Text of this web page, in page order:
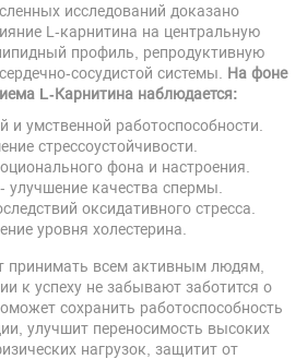
исследований доказано
L-карнитина на центральную
профиль, репродуктивную
сосудистой системы. На фоне
L-Карнитина наблюдается:
и умственной работоспособности.
стрессоустойчивости.
фона и настроения.
качества спермы.
оксидативного стресса.
уровня холестерина.
принимать всем активным людям,
к успеху не забывают заботится о
сохранить работоспособность
улучшит переносимость высоких
нагрузок, защитит от